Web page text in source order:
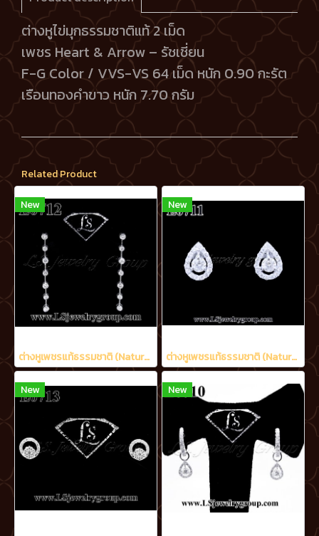
ต่างหูไข่มุกธรรมชาติแท้ 2 เม็ด
เพชร Heart & Arrow – รัชเชี่ยน
F-G Color / VVS-VS 64 เม็ด หนัก 0.90 กะรัต
เรือนทองคำขาว หนัก 7.70 กรัม
Related Product
New
ต่างหูเพชรแท้ธรรมชาติ (Natural Diamonds) 1.20 Ct.
New
ต่างหูเพชรแท้ธรรมชาติ (Natural Diamonds) 0.60 Ct.
New New